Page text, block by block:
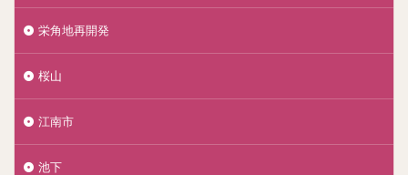
栄角地再開発
桜山
江南市
池下